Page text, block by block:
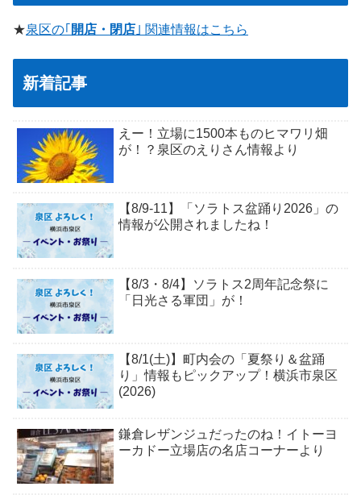
★泉区の｢ 開店・閉店 ｣ 関連情報はこちら
新着記事
えー！立場に1500本ものヒマワリ畑
が！？泉区のえりさん情報より
【8/9-11】「ソラトス盆踊り2026」の
情報が公開されましたね！
【8/3・8/4】ソラトス2周年記念祭に
「日光さる軍団」が！
【8/1(土)】町内会の「夏祭り＆盆踊
り」情報もピックアップ！横浜市泉区
(2026)
鎌倉レザンジュだったのね！イトーヨ
ーカドー立場店の名店コーナーより